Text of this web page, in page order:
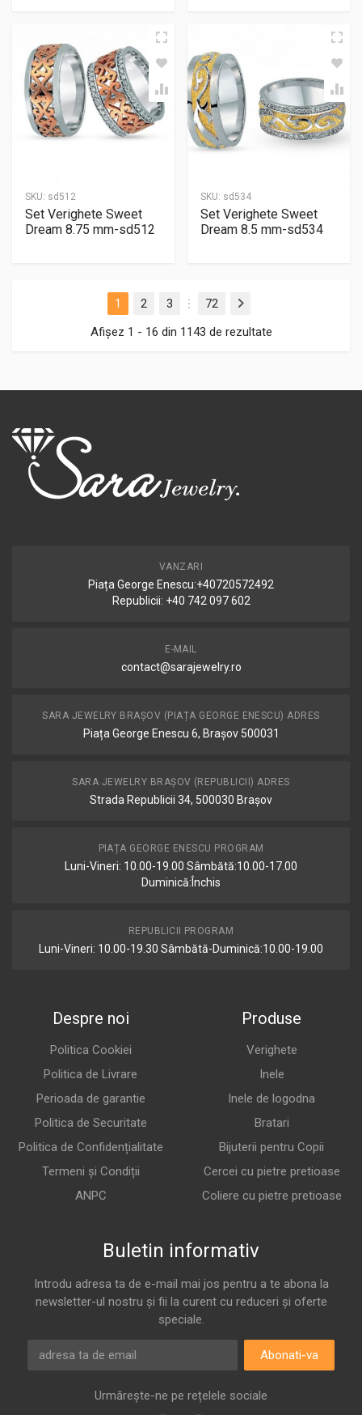
SKU: sd512
Set Verighete Sweet
Dream 8.75 mm-sd512
SKU: sd534
Set Verighete Sweet
Dream 8.5 mm-sd534
1 2 3
…
72
Next
Afișez 1 - 16 din 1143 de rezultate
VANZARI
Piața George Enescu:+40720572492
Republicii: +40 742 097 602
E-MAIL
contact@sarajewelry.ro
SARA JEWELRY BRAȘOV (PIAȚA GEORGE ENESCU) ADRES
Piața George Enescu 6, Brașov 500031
SARA JEWELRY BRAȘOV (REPUBLICII) ADRES
Strada Republicii 34, 500030 Brașov
PIAȚA GEORGE ENESCU PROGRAM
Luni-Vineri: 10.00-19.00 Sâmbătă:10.00-17.00
Duminică:Închis
REPUBLICII PROGRAM
Luni-Vineri: 10.00-19.30 Sâmbătă-Duminică:10.00-19.00
Despre noi
Politica Cookiei
Politica de Livrare
Perioada de garantie
Politica de Securitate
Politica de Confidențialitate
Termeni și Condiții
ANPC
Produse
Verighete
Inele
Inele de logodna
Bratari
Bijuterii pentru Copii
Cercei cu pietre pretioase
Coliere cu pietre pretioase
Buletin informativ
Introdu adresa ta de e-mail mai jos pentru a te abona la
newsletter-ul nostru și fii la curent cu reduceri și oferte
speciale.
Abonati-va
Urmărește-ne pe rețelele sociale